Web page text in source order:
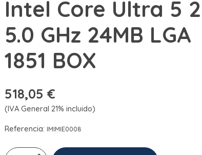
Intel Core Ultra 5
5.0 GHz 24MB LGA
1851 BOX
518,05 €
(IVA General 21% incluido)
Referencia: IMIMIE0008